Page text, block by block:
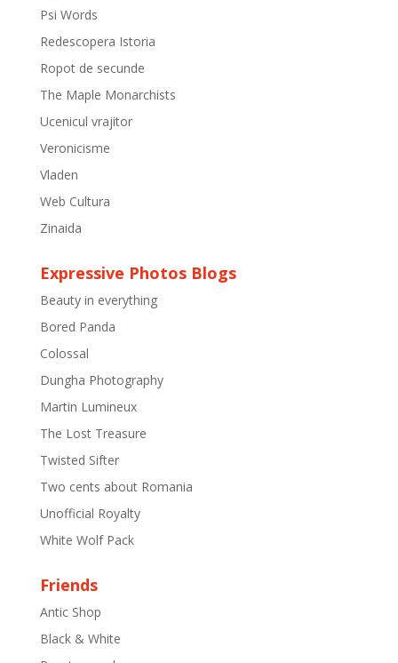
Psi Words
Redescopera Istoria
Ropot de secunde
The Maple Monarchists
Ucenicul vrajitor
Veronicisme
Vladen
Web Cultura
Zinaida
Expressive Photos Blogs
Beauty in everything
Bored Panda
Colossal
Dungha Photography
Martin Lumineux
The Lost Treasure
Twisted Sifter
Two cents about Romania
Unofficial Royalty
White Wolf Pack
Friends
Antic Shop
Black & White